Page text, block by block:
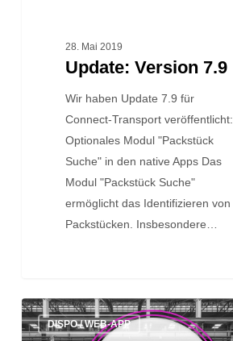
28. Mai 2019
Update: Version 7.9
Wir haben Update 7.9 für
Connect-Transport veröffentlicht:
Optionales Modul "Packstück
Suche" in den native Apps Das
Modul "Packstück Suche"
ermöglicht das Identifizieren von
Packstücken. Insbesondere…
Update:
VersionDISPO / WEB-APP